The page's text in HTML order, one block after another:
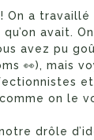
On a
avait.
avez pu
👀), mais
on le
drôle